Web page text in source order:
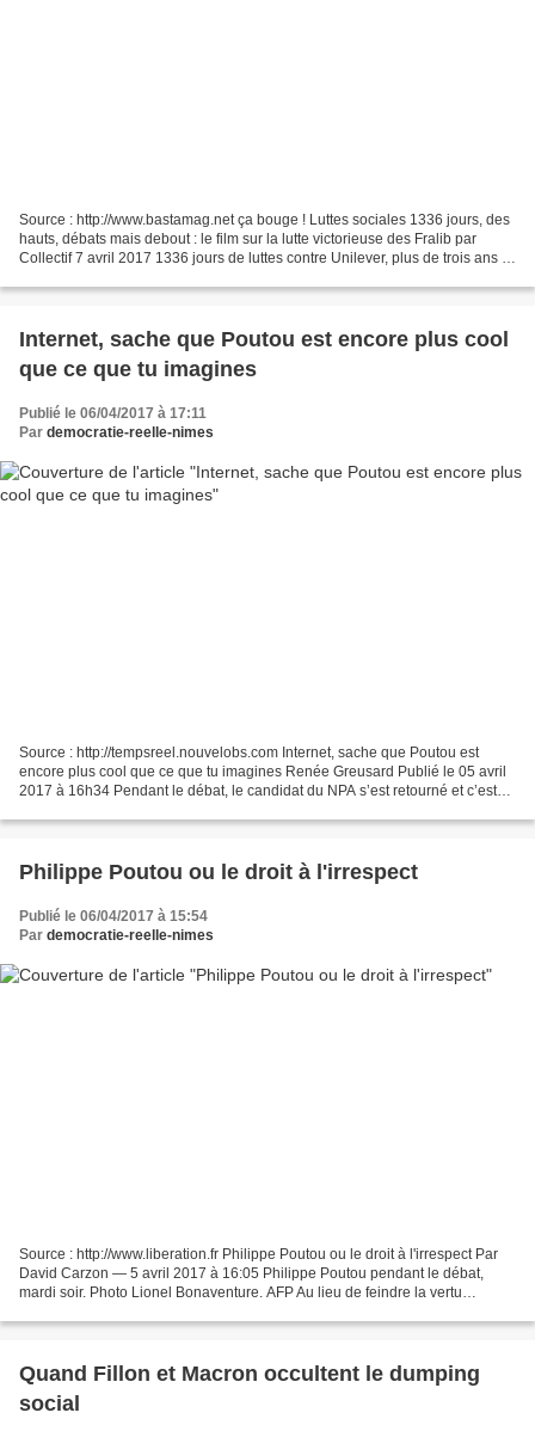
Source : http://www.bastamag.net ça bouge ! Luttes sociales 1336 jours, des
hauts, débats mais debout : le film sur la lutte victorieuse des Fralib par
Collectif 7 avril 2017 1336 jours de luttes contre Unilever, plus de trois ans et
Internet, sache que Poutou est encore plus cool
que ce que tu imagines
Publié le 06/04/2017 à 17:11
Par democratie-reelle-nimes
Source : http://tempsreel.nouvelobs.com Internet, sache que Poutou est
encore plus cool que ce que tu imagines Renée Greusard Publié le 05 avril
2017 à 16h34 Pendant le débat, le candidat du NPA s’est retourné et c’est
Philippe Poutou ou le droit à l'irrespect
Publié le 06/04/2017 à 15:54
Par democratie-reelle-nimes
Source : http://www.liberation.fr Philippe Poutou ou le droit à l'irrespect Par
David Carzon — 5 avril 2017 à 16:05 Philippe Poutou pendant le débat,
mardi soir. Photo Lionel Bonaventure. AFP Au lieu de feindre la vertu
Quand Fillon et Macron occultent le dumping
social